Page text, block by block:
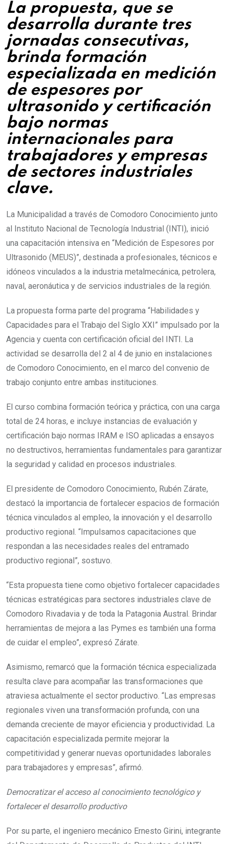
La propuesta, que se
desarrolla durante tres
jornadas consecutivas,
brinda formación
especializada en medición
de espesores por
ultrasonido y certificación
bajo normas
internacionales para
trabajadores y empresas
de sectores industriales
clave.
La Municipalidad a través de Comodoro Conocimiento junto
al Instituto Nacional de Tecnología Industrial (INTI), inició
una capacitación intensiva en “Medición de Espesores por
Ultrasonido (MEUS)”, destinada a profesionales, técnicos e
idóneos vinculados a la industria metalmecánica, petrolera,
naval, aeronáutica y de servicios industriales de la región.
La propuesta forma parte del programa “Habilidades y
Capacidades para el Trabajo del Siglo XXI” impulsado por la
Agencia y cuenta con certificación oficial del INTI. La
actividad se desarrolla del 2 al 4 de junio en instalaciones
de Comodoro Conocimiento, en el marco del convenio de
trabajo conjunto entre ambas instituciones.
El curso combina formación teórica y práctica, con una carga
total de 24 horas, e incluye instancias de evaluación y
certificación bajo normas IRAM e ISO aplicadas a ensayos
no destructivos, herramientas fundamentales para garantizar
la seguridad y calidad en procesos industriales.
El presidente de Comodoro Conocimiento, Rubén Zárate,
destacó la importancia de fortalecer espacios de formación
técnica vinculados al empleo, la innovación y el desarrollo
productivo regional. “Impulsamos capacitaciones que
respondan a las necesidades reales del entramado
productivo regional”, sostuvo.
“Esta propuesta tiene como objetivo fortalecer capacidades
técnicas estratégicas para sectores industriales clave de
Comodoro Rivadavia y de toda la Patagonia Austral. Brindar
herramientas de mejora a las Pymes es también una forma
de cuidar el empleo”, expresó Zárate.
Asimismo, remarcó que la formación técnica especializada
resulta clave para acompañar las transformaciones que
atraviesa actualmente el sector productivo. “Las empresas
regionales viven una transformación profunda, con una
demanda creciente de mayor eficiencia y productividad. La
capacitación especializada permite mejorar la
competitividad y generar nuevas oportunidades laborales
para trabajadores y empresas”, afirmó.
Democratizar el acceso al conocimiento tecnológico y
fortalecer el desarrollo productivo
Por su parte, el ingeniero mecánico Ernesto Girini, integrante